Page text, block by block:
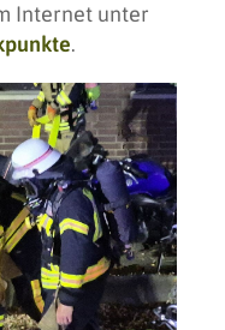
Internet unter
.